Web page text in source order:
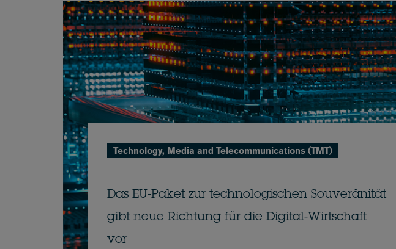
Technology, Media and Telecommunications (TMT)
Das EU-Paket zur technologischen Souveränität
gibt neue Richtung für die Digital-Wirtschaft
vor